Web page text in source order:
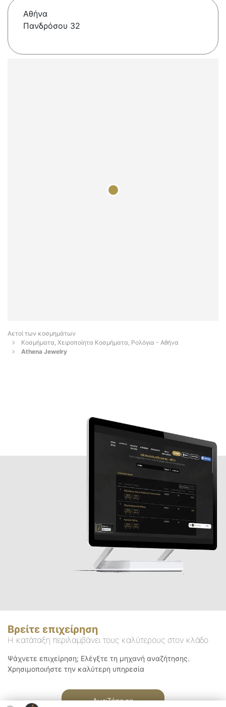
Αθήνα
Πανδρόσου 32
Αετοί των κοσμημάτων
Κοσμήματα, Χειροποίητα Κοσμήματα, Ρολόγια - Αθήνα
Athena Jewelry
Βρείτε επιχείρηση
Η κατάταξη περιλαμβάνει τους καλύτερους στον κλάδο
Ψάχνετε επιχείρηση; Ελέγξτε τη μηχανή αναζήτησης.
Χρησιμοποιήστε την καλύτερη υπηρεσία
Αναζήτηση